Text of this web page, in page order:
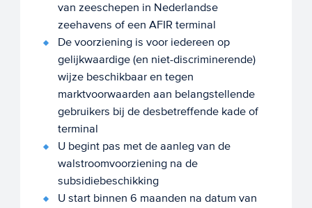
van zeeschepen in Nederlandse
zeehavens of een AFIR terminal
De voorziening is voor iedereen op
gelijkwaardige (en niet-discriminerende)
wijze beschikbaar en tegen
marktvoorwaarden aan belangstellende
gebruikers bij de desbetreffende kade of
terminal
U begint pas met de aanleg van de
walstroomvoorziening na de
subsidiebeschikking
U start binnen 6 maanden na datum van